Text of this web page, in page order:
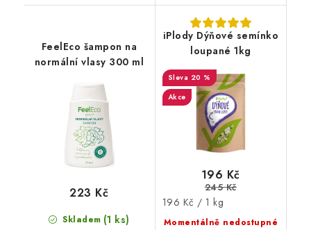
FeelEco šampon na
normální vlasy 300 ml
Skladem (1 ks)
223 Kč
iPlody Dýňové semínko
loupané 1kg
20 %
Akce
Momentálně nedostupné
196 Kč
245 Kč
Měrná
cena:
196 Kč / 1 kg